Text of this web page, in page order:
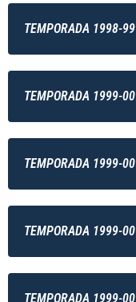
TEMPORADA 1998-99
TEMPORADA 1999-00
TEMPORADA 1999-00
TEMPORADA 1999-00
TEMPORADA 1999-00